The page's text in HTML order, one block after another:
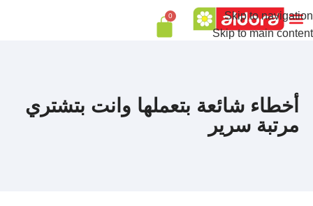
Skip to navigation
Skip to main content
0
أخطاء شائعة بتعملها وانت بتشتري
مرتبة سرير